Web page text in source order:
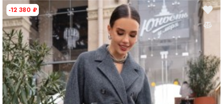
-12 380 ₽